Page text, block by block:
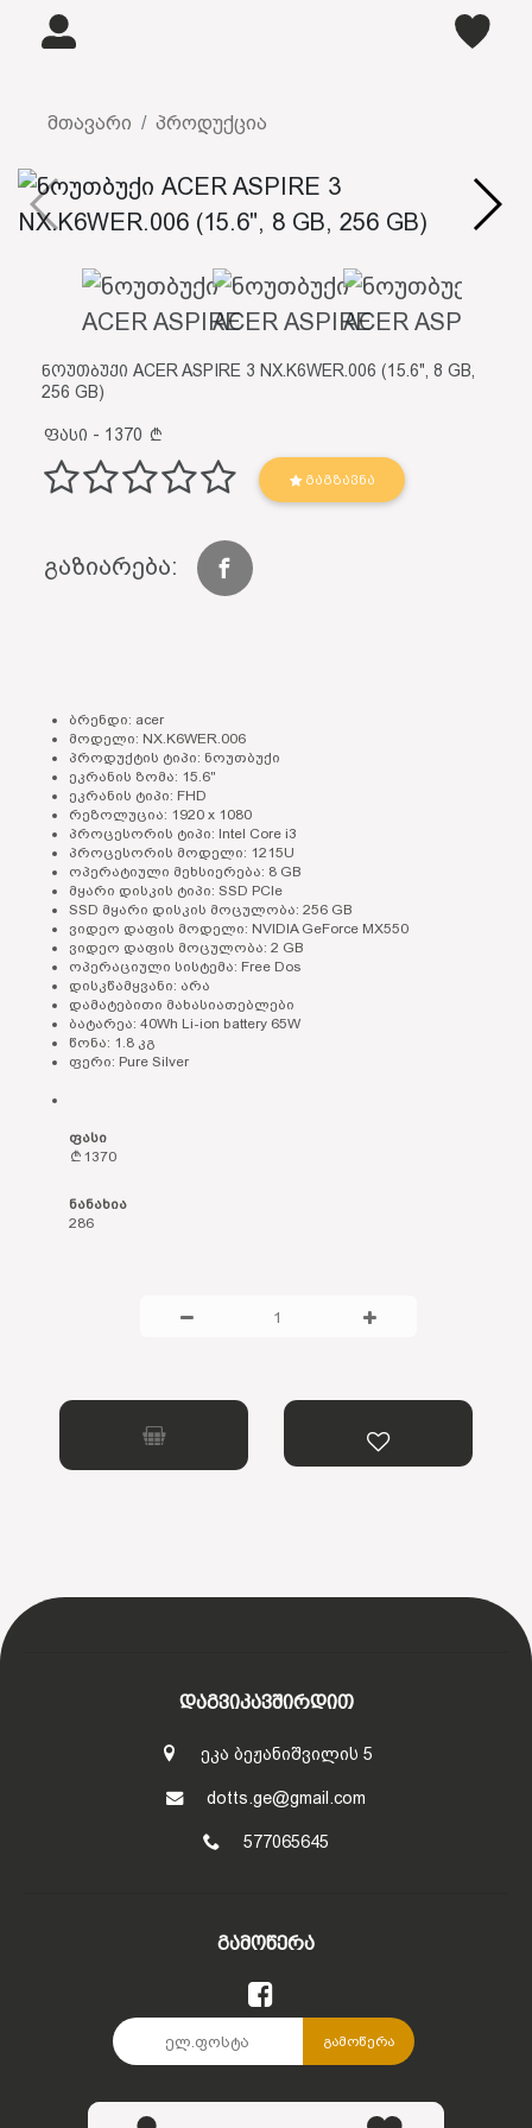
მთავარი პროდუქცია
ნოუთბუქი ACER ASPIRE 3 NX.K6WER.006 (15.6", 8 GB,
256 GB)
ფასი - 1370
ᲒᲐᲒᲖᲐᲕᲜᲐ
გაზიარება:
ბრენდი: acer
მოდელი: NX.K6WER.006
პროდუქტის ტიპი: ნოუთბუქი
ეკრანის ზომა: 15.6"
ეკრანის ტიპი: FHD
რეზოლუცია: 1920 x 1080
პროცესორის ტიპი: Intel Core i3
პროცესორის მოდელი: 1215U
ოპერატიული მეხსიერება: 8 GB
მყარი დისკის ტიპი: SSD PCIe
SSD მყარი დისკის მოცულობა: 256 GB
ვიდეო დაფის მოდელი: NVIDIA GeForce MX550
ვიდეო დაფის მოცულობა: 2 GB
ოპერაციული სისტემა: Free Dos
დისკწამყვანი: არა
დამატებითი მახასიათებლები
ბატარეა: 40Wh Li-ion battery 65W
წონა: 1.8 კგ
ფერი: Pure Silver
ფასი
1370
ნანახია
286
1
ᲓᲐᲒᲕᲘᲙᲐᲕᲨᲘᲠᲓᲘᲗ
ეკა ბეჟანიშვილის 5
dotts.ge@gmail.com
577065645
ᲒᲐᲛᲝᲬᲔᲠᲐ